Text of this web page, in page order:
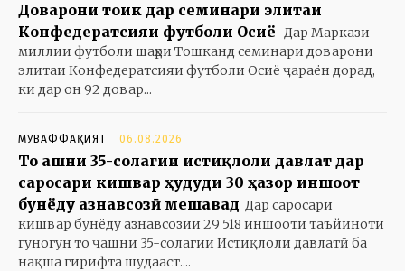
Доварони тоҷик дар семинари элитаи
Конфедератсияи футболи Осиё Дар Маркази
миллии футболи шаҳри Тошканд семинари доварони
элитаи Конфедератсияи футболи Осиё ҷараён дорад,
ки дар он 92 довар...
МУВАФФАҚИЯТ 06.08.2026
То ҷашни 35-солагии истиқлоли давлат дар
саросари кишвар ҳудуди 30 ҳазор иншоот
бунёду азнавсозӣ мешавад Дар саросари
кишвар бунёду азнавсозии 29 518 иншооти таъйиноти
гуногун то ҷашни 35-солагии Истиқлоли давлатӣ ба
нақша гирифта шудааст....